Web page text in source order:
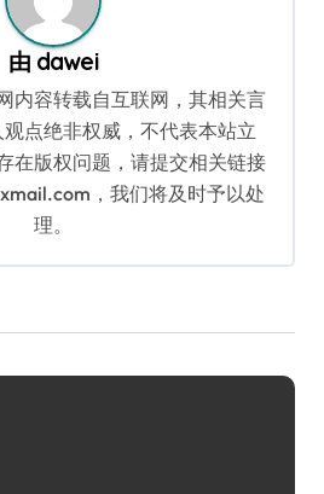
由 dawei
内容转载自互联网，其相关言
点绝非权威，不代表本站立
在版权问题，请提交相关链接
，我们将及时予以处
理。